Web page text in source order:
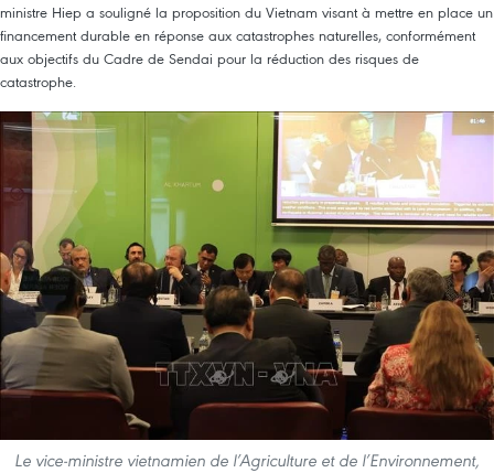
ministre Hiep a souligné la proposition du Vietnam visant à mettre en place un
financement durable en réponse aux catastrophes naturelles, conformément
aux objectifs du Cadre de Sendai pour la réduction des risques de
catastrophe.
Le vice-ministre vietnamien de l’Agriculture et de l’Environnement,